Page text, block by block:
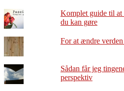
Komplet guide til at
du kan gøre
For at ændre
Sådan får jeg
perspektiv